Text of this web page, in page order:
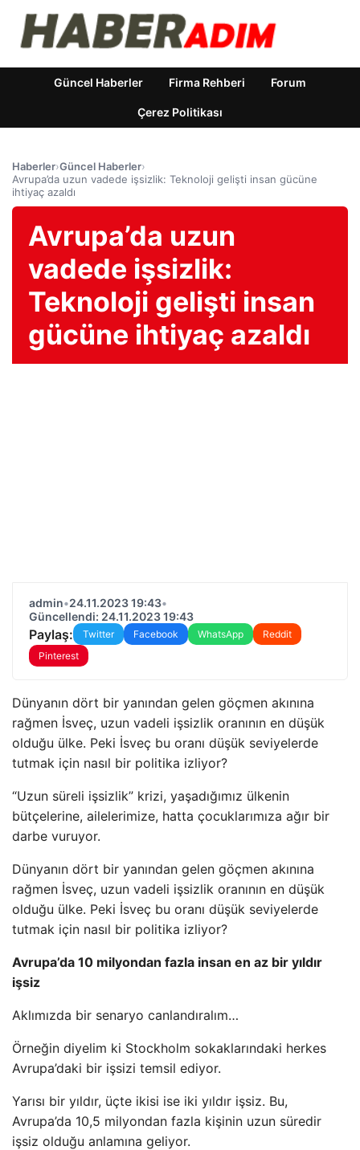
Güncel Haberler Firma Rehberi Forum
Çerez Politikası
Haberler›Güncel Haberler›
Avrupa’da uzun vadede işsizlik: Teknoloji gelişti insan gücüne
ihtiyaç azaldı
Avrupa’da uzun
vadede işsizlik:
Teknoloji gelişti insan
gücüne ihtiyaç azaldı
admin•24.11.2023 19:43•
Güncellendi: 24.11.2023 19:43
Paylaş: Twitter Facebook WhatsApp
Reddit
Pinterest
Dünyanın dört bir yanından gelen göçmen akınına
rağmen İsveç, uzun vadeli işsizlik oranının en düşük
olduğu ülke. Peki İsveç bu oranı düşük seviyelerde
tutmak için nasıl bir politika izliyor?
“Uzun süreli işsizlik” krizi, yaşadığımız ülkenin
bütçelerine, ailelerimize, hatta çocuklarımıza ağır bir
darbe vuruyor.
Dünyanın dört bir yanından gelen göçmen akınına
rağmen İsveç, uzun vadeli işsizlik oranının en düşük
olduğu ülke. Peki İsveç bu oranı düşük seviyelerde
tutmak için nasıl bir politika izliyor?
Avrupa’da 10 milyondan fazla insan en az bir yıldır
işsiz
Aklımızda bir senaryo canlandıralım…
Örneğin diyelim ki Stockholm sokaklarındaki herkes
Avrupa’daki bir işsizi temsil ediyor.
Yarısı bir yıldır, üçte ikisi ise iki yıldır işsiz. Bu,
Avrupa’da 10,5 milyondan fazla kişinin uzun süredir
işsiz olduğu anlamına geliyor.